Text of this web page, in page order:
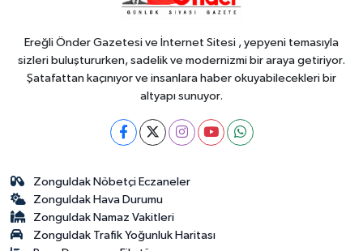
Ereğli Önder Gazetesi ve İnternet Sitesi , yepyeni temasıyla
sizleri buluştururken, sadelik ve modernizmi bir araya getiriyor.
Şatafattan kaçınıyor ve insanlara haber okuyabilecekleri bir
altyapı sunuyor.
Zonguldak Nöbetçi Eczaneler
Zonguldak Hava Durumu
Zonguldak Namaz Vakitleri
Zonguldak Trafik Yoğunluk Haritası